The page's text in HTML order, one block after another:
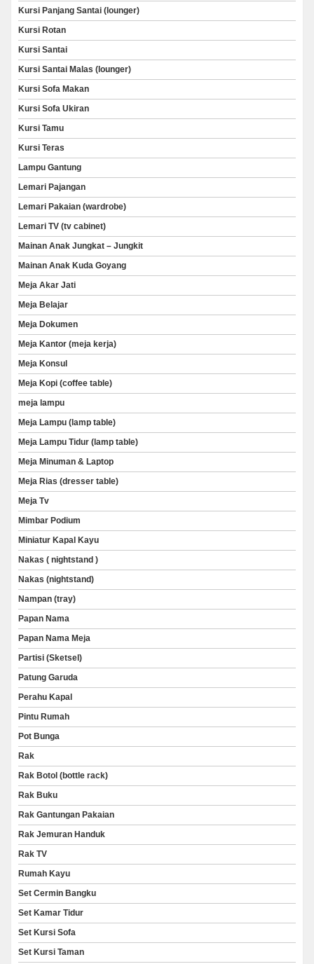
Kursi Panjang Santai (lounger)
Kursi Rotan
Kursi Santai
Kursi Santai Malas (lounger)
Kursi Sofa Makan
Kursi Sofa Ukiran
Kursi Tamu
Kursi Teras
Lampu Gantung
Lemari Pajangan
Lemari Pakaian (wardrobe)
Lemari TV (tv cabinet)
Mainan Anak Jungkat – Jungkit
Mainan Anak Kuda Goyang
Meja Akar Jati
Meja Belajar
Meja Dokumen
Meja Kantor (meja kerja)
Meja Konsul
Meja Kopi (coffee table)
meja lampu
Meja Lampu (lamp table)
Meja Lampu Tidur (lamp table)
Meja Minuman & Laptop
Meja Rias (dresser table)
Meja Tv
Mimbar Podium
Miniatur Kapal Kayu
Nakas ( nightstand )
Nakas (nightstand)
Nampan (tray)
Papan Nama
Papan Nama Meja
Partisi (Sketsel)
Patung Garuda
Perahu Kapal
Pintu Rumah
Pot Bunga
Rak
Rak Botol (bottle rack)
Rak Buku
Rak Gantungan Pakaian
Rak Jemuran Handuk
Rak TV
Rumah Kayu
Set Cermin Bangku
Set Kamar Tidur
Set Kursi Sofa
Set Kursi Taman